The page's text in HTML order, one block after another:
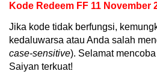
Kode Redeem FF 11 November
Jika kode tidak berfungsi,
kedaluwarsa atau Anda salah
case-sensitive). Selamat
Saiyan terkuat!